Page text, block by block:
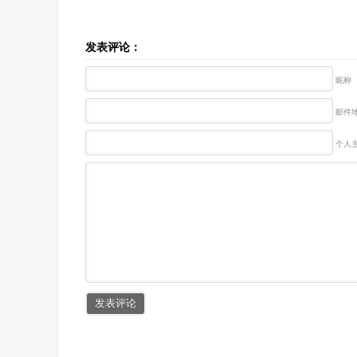
发表评论：
昵称
邮件
个人